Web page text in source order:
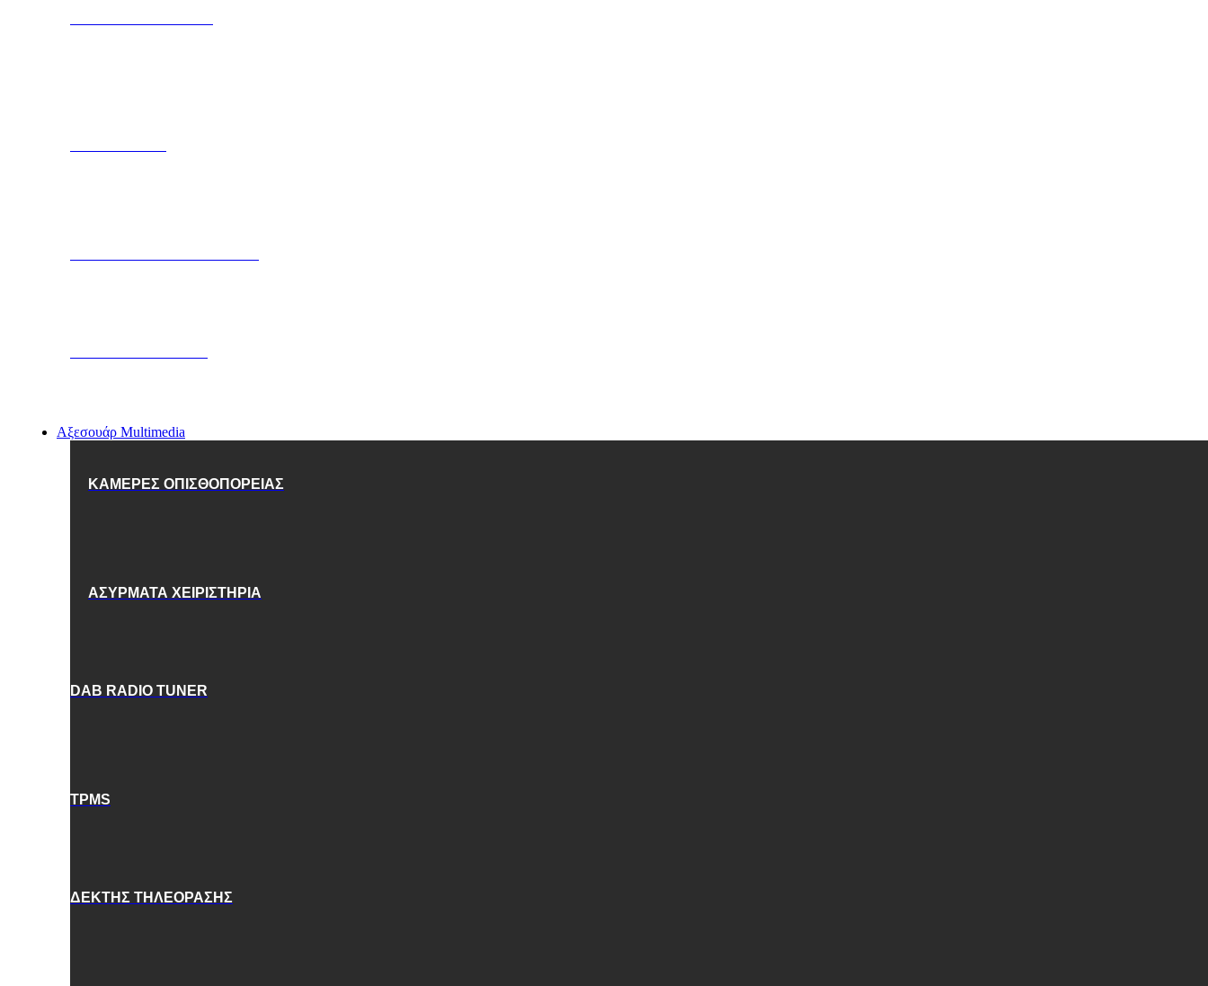
Αξεσουάρ Multimedia
ΚΑΜΕΡΕΣ ΟΠΙΣΘΟΠΟΡΕΙΑΣ
ΑΣΥΡΜΑΤΑ ΧΕΙΡΙΣΤΗΡΙΑ
DAB RADIO TUNER
TPMS
ΔΕΚΤΗΣ ΤΗΛΕΟΡΑΣΗΣ